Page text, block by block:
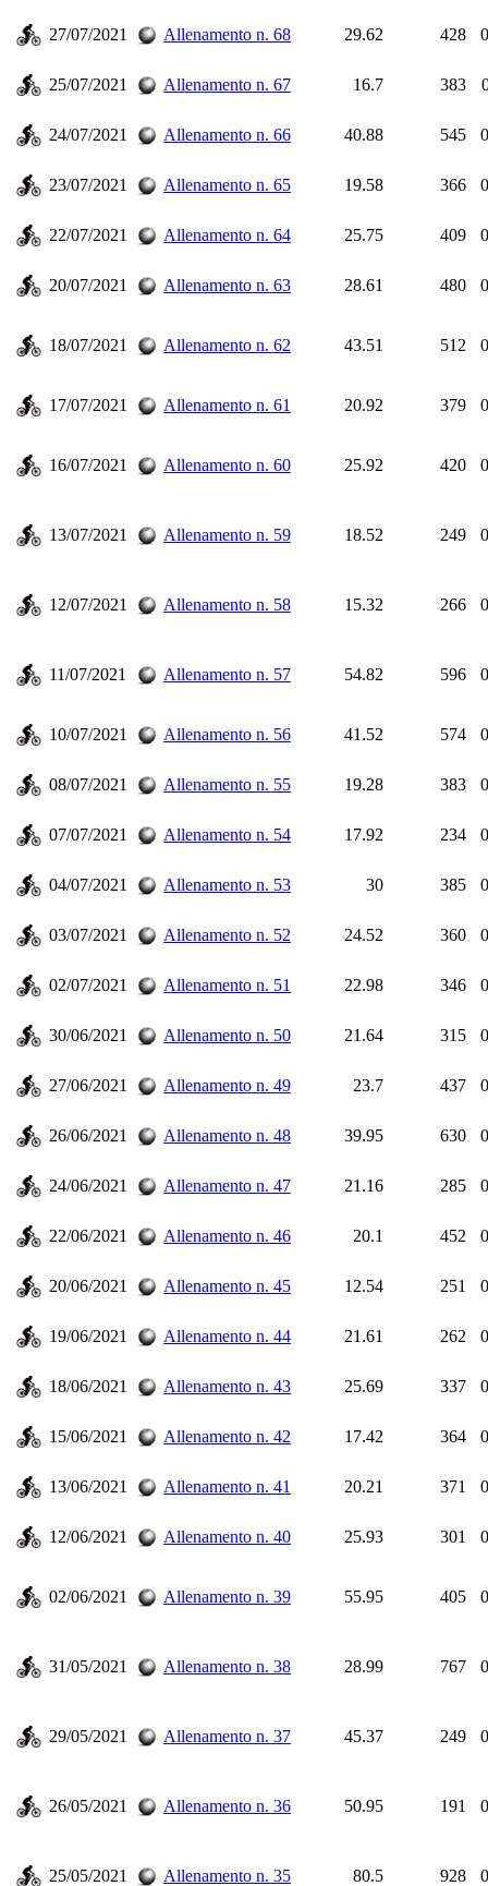
27/07/2021 Allenamento n. 68 29.62 428
25/07/2021 Allenamento n. 67 16.7 383
24/07/2021 Allenamento n. 66 40.88 545
23/07/2021 Allenamento n. 65 19.58 366
22/07/2021 Allenamento n. 64 25.75 409
20/07/2021 Allenamento n. 63 28.61 480
18/07/2021 Allenamento n. 62 43.51 512
17/07/2021 Allenamento n. 61 20.92 379
16/07/2021 Allenamento n. 60 25.92 420
13/07/2021 Allenamento n. 59 18.52 249
12/07/2021 Allenamento n. 58 15.32 266
11/07/2021 Allenamento n. 57 54.82 596
10/07/2021 Allenamento n. 56 41.52 574
08/07/2021 Allenamento n. 55 19.28 383
07/07/2021 Allenamento n. 54 17.92 234
04/07/2021 Allenamento n. 53 30 385
03/07/2021 Allenamento n. 52 24.52 360
02/07/2021 Allenamento n. 51 22.98 346
30/06/2021 Allenamento n. 50 21.64 315
27/06/2021 Allenamento n. 49 23.7 437
26/06/2021 Allenamento n. 48 39.95 630
24/06/2021 Allenamento n. 47 21.16 285
22/06/2021 Allenamento n. 46 20.1 452
20/06/2021 Allenamento n. 45 12.54 251
19/06/2021 Allenamento n. 44 21.61 262
18/06/2021 Allenamento n. 43 25.69 337
15/06/2021 Allenamento n. 42 17.42 364
13/06/2021 Allenamento n. 41 20.21 371
12/06/2021 Allenamento n. 40 25.93 301
02/06/2021 Allenamento n. 39 55.95 405
31/05/2021 Allenamento n. 38 28.99 767
29/05/2021 Allenamento n. 37 45.37 249
26/05/2021 Allenamento n. 36 50.95 191
25/05/2021 Allenamento n. 35 80.5 928